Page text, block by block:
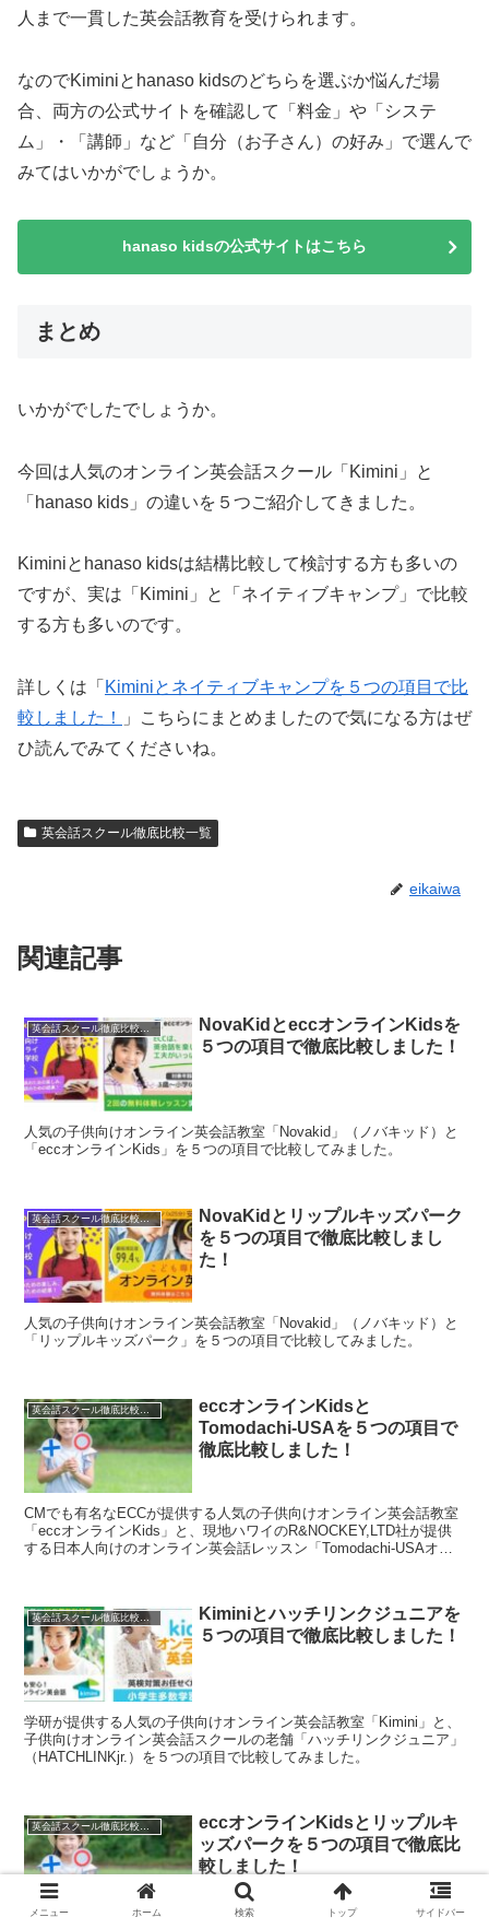
人まで一貫した英会話教育を受けられます。
なのでKiminiとhanaso kidsのどちらを選ぶか悩んだ場
合、両方の公式サイトを確認して「料金」や「システ
ム」・「講師」など「自分（お子さん）の好み」で選んで
みてはいかがでしょうか。
hanaso kidsの公式サイトはこちら
まとめ
いかがでしたでしょうか。
今回は人気のオンライン英会話スクール「Kimini」と
「hanaso kids」の違いを５つご紹介してきました。
Kiminiとhanaso kidsは結構比較して検討する方も多いの
ですが、実は「Kimini」と「ネイティブキャンプ」で比較
する方も多いのです。
詳しくは「 Kiminiとネイティブキャンプを５つの項目で比
較しました！
」こちらにまとめましたので気になる方はぜ
ひ読んでみてくださいね。
英会話スクール徹底比較一覧
eikaiwa
関連記事
英会話スクール徹底比較一覧
NovaKidとeccオンラインKidsを
５つの項目で徹底比較しました！
人気の子供向けオンライン英会話教室「Novakid」（ノバキッド）と
「eccオンラインKids」を５つの項目で比較してみました。
英会話スクール徹底比較一覧
NovaKidとリップルキッズパーク
を５つの項目で徹底比較しまし
た！
人気の子供向けオンライン英会話教室「Novakid」（ノバキッド）と
「リップルキッズパーク」を５つの項目で比較してみました。
英会話スクール徹底比較一覧
eccオンラインKidsと
Tomodachi-USAを５つの項目で
徹底比較しました！
CMでも有名なECCが提供する人気の子供向けオンライン英会話教室
「eccオンラインKids」と、現地ハワイのR&NOCKEY,LTD社が提供
する日本人向けのオンライン英会話レッスン「Tomodachi-USAオン
英会話スクール徹底比較一覧
Kiminiとハッチリンクジュニアを
５つの項目で徹底比較しました！
学研が提供する人気の子供向けオンライン英会話教室「Kimini」と、
子供向けオンライン英会話スクールの老舗「ハッチリンクジュニア」
（HATCHLINKjr.）を５つの項目で比較してみました。
英会話スクール徹底比較一覧
eccオンラインKidsとリップルキ
ッズパークを５つの項目で徹底比
較しました！
メニュー ホーム 検索 トップ サイドバー